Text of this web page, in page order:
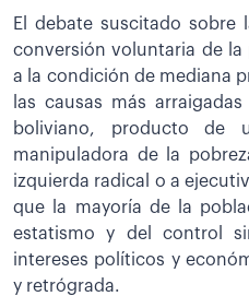
El debate suscitado sobre
conversión voluntaria de la
a la condición de mediana
las causas más
boliviano, producto de
manipuladora de la
izquierda radical o a
que la mayoría de la
estatismo y del control
intereses políticos y
y retrógrada.